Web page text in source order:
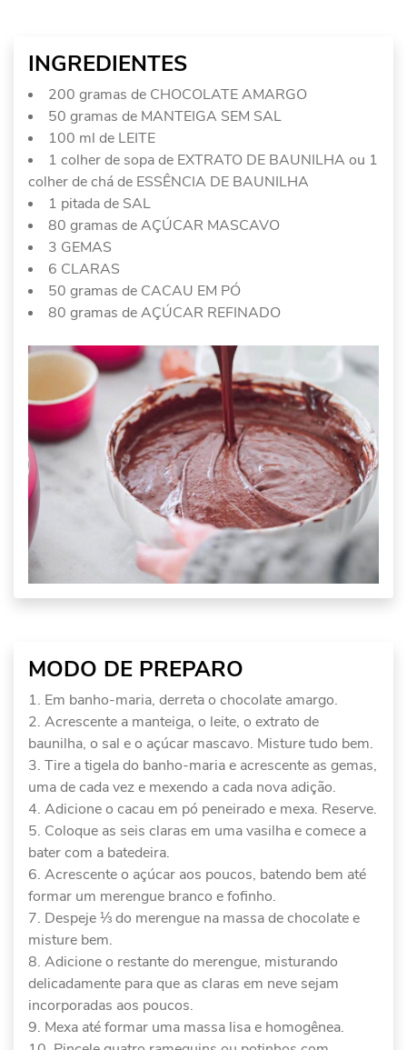
INGREDIENTES
200 gramas de CHOCOLATE AMARGO
50 gramas de MANTEIGA SEM SAL
100 ml de LEITE
1 colher de sopa de EXTRATO DE BAUNILHA ou 1
colher de chá de ESSÊNCIA DE BAUNILHA
1 pitada de SAL
80 gramas de AÇÚCAR MASCAVO
3 GEMAS
6 CLARAS
50 gramas de CACAU EM PÓ
80 gramas de AÇÚCAR REFINADO
MODO DE PREPARO
Em banho-maria, derreta o chocolate amargo.
Acrescente a manteiga, o leite, o extrato de
baunilha, o sal e o açúcar mascavo. Misture tudo bem.
Tire a tigela do banho-maria e acrescente as gemas,
uma de cada vez e mexendo a cada nova adição.
Adicione o cacau em pó peneirado e mexa. Reserve.
Coloque as seis claras em uma vasilha e comece a
bater com a batedeira.
Acrescente o açúcar aos poucos, batendo bem até
formar um merengue branco e fofinho.
Despeje ⅓ do merengue na massa de chocolate e
misture bem.
Adicione o restante do merengue, misturando
delicadamente para que as claras em neve sejam
incorporadas aos poucos.
Mexa até formar uma massa lisa e homogênea.